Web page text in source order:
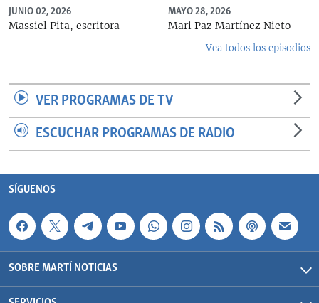
JUNIO 02, 2026
Massiel Pita, escritora
MAYO 28, 2026
Mari Paz Martínez Nieto
Vea todos los episodios
VER PROGRAMAS DE TV
ESCUCHAR PROGRAMAS DE RADIO
SÍGUENOS
SOBRE MARTÍ NOTICIAS